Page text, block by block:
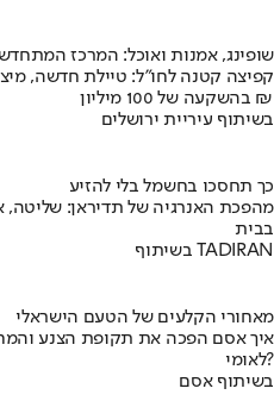
שופינג, אמנות ואוכל: המרכז
קפיצה קטנה לחו"ל: טיילת חדשה,
בהשקעה של 100 מיליון ₪
בשיתוף עיריית ירושלים
כך תחסכו בחשמל בלי להזיע
מהפכת האנרגיה של תדיראן: שליטה,
בבית
בשיתוף TADIRAN
מאחורי הקלעים של הטעם הישראלי
לאומי?
בשיתוף אסם